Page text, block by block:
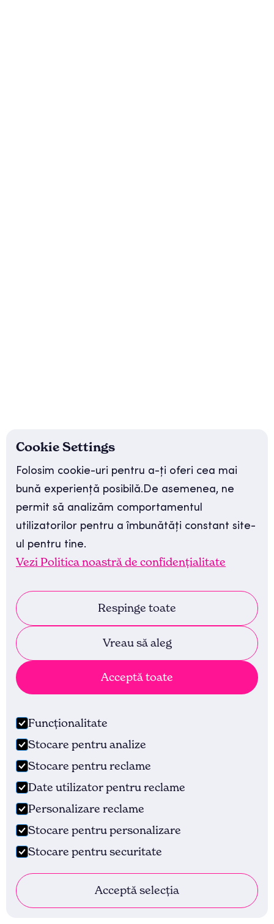
Cookie Settings
Folosim cookie-uri pentru a-ți oferi cea mai
bună experiență posibilă.De asemenea, ne
permit să analizăm comportamentul
utilizatorilor pentru a îmbunătăți constant site-
ul pentru tine.
Vezi Politica noastră de confidențialitate
Respinge toate
Vreau să aleg
Acceptă toate
Funcționalitate
Stocare pentru analize
Stocare pentru reclame
Date utilizator pentru reclame
Personalizare reclame
Stocare pentru personalizare
Stocare pentru securitate
Acceptă selecția